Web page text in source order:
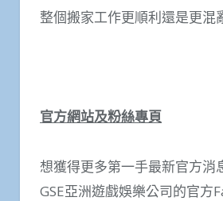
整個搬家工作更順利還是更混
官方網站及粉絲專頁
想獲得更多第一手最新官方消
GSE亞洲遊戲娛樂公司的官方